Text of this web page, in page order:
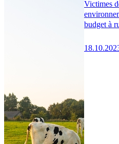
Victimes
budget à